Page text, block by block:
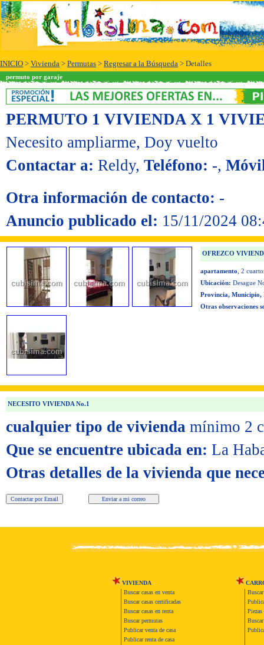
INICIO > Vivienda > Permutas > Regresar a la Búsqueda > Detalles
permuto por garaje
PERMUTO 1 VIVIENDA X 1
Necesito ampliarme, Doy vuelto
Contactar a: Reldy, Teléfono: -,
Otra información de contacto: -
Anuncio publicado el: 15/11/2024
OFREZCO
apartamento , 2
Ubicación: Desague
Provincia,
Otras observaciones
NECESITO VIVIENDA No.1
cualquier tipo de vivienda mínimo 2
Que se encuentre ubicada en: La
Otras detalles de la vivienda que
VIVIENDA
Buscar casas en venta
Buscar casas certificadas
Buscar casas en renta
Buscar permutas
Publicar venta de casa
Publicar renta de casa
Piezas